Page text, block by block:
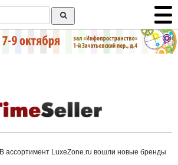
В ассортимент LuxeZone.ru вошли новые бренды